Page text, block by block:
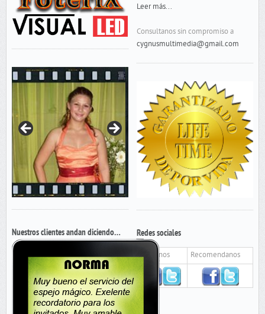
Nuestros clientes andan diciendo…
Leer más...
Consultanos sin compromiso a
cygnusmultimedia@gmail.com
Redes sociales
Seguinos Recomendanos